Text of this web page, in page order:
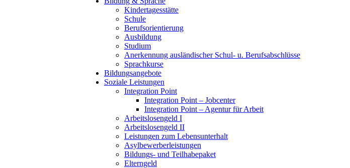
Kindertagesstätte
Schule
Berufsorientierung
Ausbildung
Studium
Anerkennung ausländischer Schul- u. Berufsabschlüsse
Sprachkurse
Bildungsangebote
Soziale Leistungen
Integration Point
Integration Point – Jobcenter
Integration Point – Agentur für Arbeit
Arbeitslosengeld I
Arbeitslosengeld II
Leistungen zum Lebensunterhalt
Asylbewerberleistungen
Bildungs- und Teilhabepaket
Elterngeld